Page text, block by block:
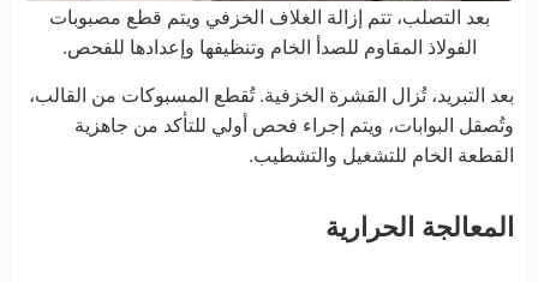
بعد التصلب، تتم إزالة الغلاف الخزفي ويتم قطع مصبوبات
الفولاذ المقاوم للصدأ الخام وتنظيفها وإعدادها للفحص.
بعد التبريد، تُزال القشرة الخزفية. تُقطع المسبوكات من القالب،
وتُصقل البوابات، ويتم إجراء فحص أولي للتأكد من جاهزية
القطعة الخام للتشغيل والتشطيب.
المعالجة الحرارية